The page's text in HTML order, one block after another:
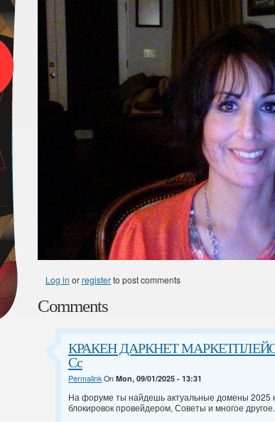
Log in orregisterto post comments
Comments
КРАКЕН ДАРКНЕТ МАРКЕТПЛЕЙС -
Сс
PermalinkOn Mon, 09/01/2025 - 13:31
На форуме ты найдешь актуальные домены 2025
блокировок провейдером, Советы и многое другое.